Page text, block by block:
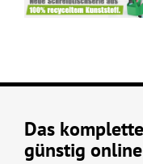
Das
günstig